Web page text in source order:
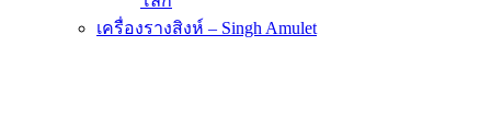
เครื่องรางสิงห์ – Singh Amulet